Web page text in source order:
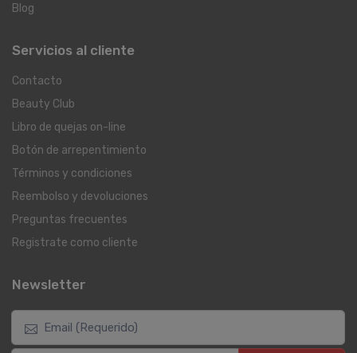
Blog
Servicios al cliente
Contacto
Beauty Club
Libro de quejas on-line
Botón de arrepentimiento
Términos y condiciones
Reembolso y devoluciones
Preguntas frecuentes
Registrate como cliente
Newsletter